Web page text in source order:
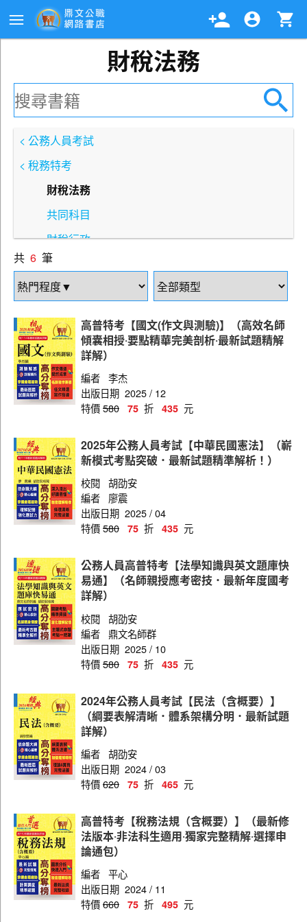
財稅法務
< 公務人員考試
< 稅務特考
財稅法務
共同科目
財稅行政
共 6 筆
高普特考【國文(作文與測驗)】（高效名師
傾囊相授‧要點精華完美剖析‧最新試題精解
詳解）
編者 李杰
出版日期 2025 / 12
特價580 75 折 435 元
2025年公務人員考試【中華民國憲法】（嶄
新模式考點突破．最新試題精準解析！）
校閱 胡劭安
編者
廖震
出版日期 2025 / 04
特價580 75 折 435 元
公務人員高普特考【法學知識與英文題庫快
易通】（名師親授應考密技．最新年度國考
詳解）
校閱 胡劭安
編者 鼎文名師群
出版日期 2025 / 10
特價580 75 折 435 元
2024年公務人員考試【民法（含概要）】
（綱要表解清晰．體系架構分明．最新試題
詳解）
編者 胡劭安
出版日期 2024 / 03
特價620 75 折 465 元
高普特考【稅務法規（含概要）】（最新修
法版本‧非法科生適用‧獨家完整精解‧選擇申
論通包）
編者 平心
出版日期 2024 / 11
特價660 75 折 495 元